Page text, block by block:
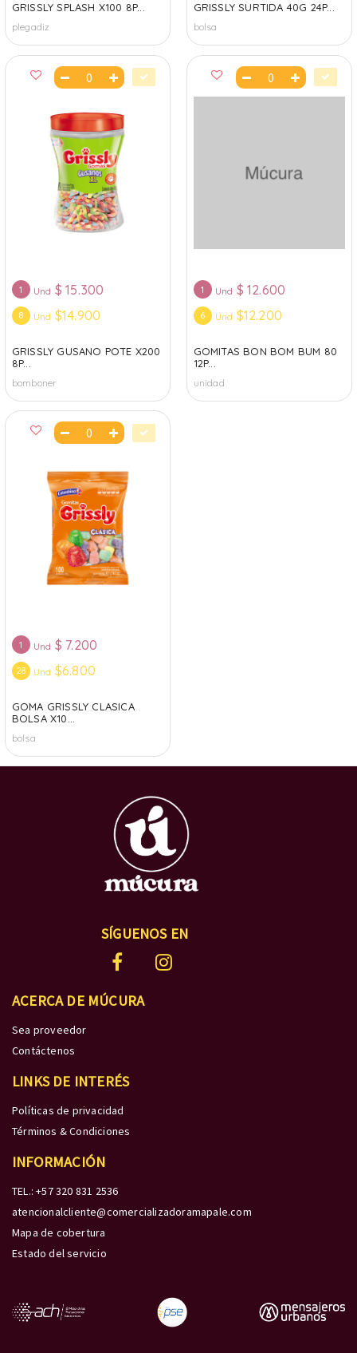
GRISSLY SPLASH X100 8P...
plegadiz
GRISSLY SURTIDA 40G 24P...
bolsa
1 Und $ 15.300
8 Und $14.900
GRISSLY GUSANO POTE X200
8P...
bomboner
1 Und $ 12.600
6 Und $12.200
GOMITAS BON BOM BUM 80
12P...
unidad
1 Und $ 7.200
28 Und $6.800
GOMA GRISSLY CLASICA
BOLSA X10...
bolsa
SÍGUENOS EN
ACERCA DE MÚCURA
Sea proveedor
Contáctenos
LINKS DE INTERÉS
Políticas de privacidad
Términos & Condiciones
INFORMACIÓN
TEL.: +57 320 831 2536
atencionalcliente@comercializadoramapale.com
Mapa de cobertura
Estado del servicio